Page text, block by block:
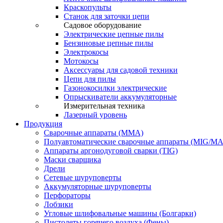
Краскопульты
Станок для заточки цепи
Садовое оборудование
Электрические цепные пилы
Бензиновые цепные пилы
Электрокосы
Мотокосы
Аксессуары для садовой техники
Цепи для пилы
Газонокосилки электрические
Опрыскиватели аккумуляторные
Измерительная техника
Лазерный уровень
Продукция
Сварочные аппараты (ММА)
Полуавтоматические сварочные аппараты (MIG/
Аппараты аргонодуговой сварки (TIG)
Маски сварщика
Дрели
Сетевые шуруповерты
Аккумуляторные шуруповерты
Перфораторы
Лобзики
Угловые шлифовальные машины (Болгарки)